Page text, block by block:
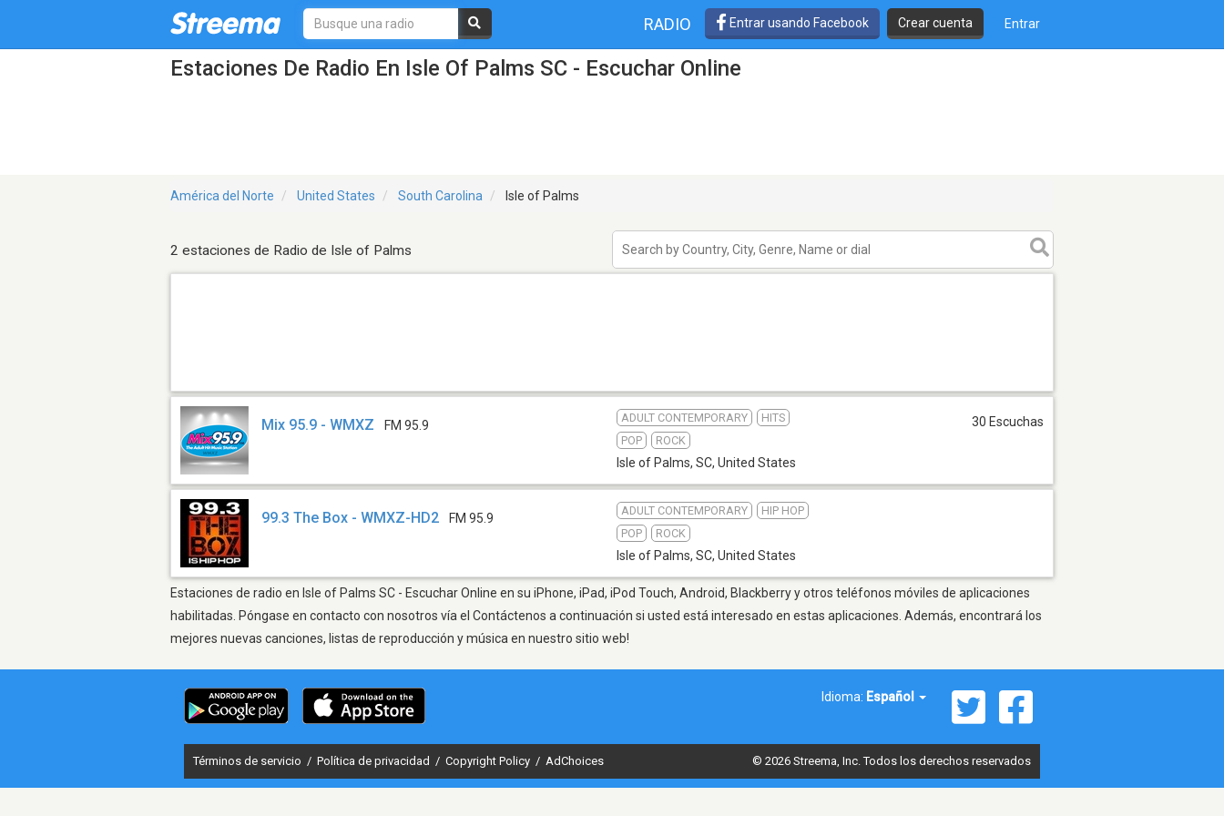
RADIO Entrar usando Facebook Crear cuenta Entrar
Estaciones De Radio En Isle Of Palms SC - Escuchar Online
América del Norte United States South Carolina Isle of Palms
2 estaciones de Radio de Isle of Palms
Mix 95.9 - WMXZ FM 95.9
ADULT CONTEMPORARY
HITS
POP
ROCK
Isle of Palms, SC, United States
30 Escuchas
99.3 The Box - WMXZ-HD2 FM 95.9
ADULT CONTEMPORARY
HIP HOP
POP
ROCK
Isle of Palms, SC, United States
Estaciones de radio en Isle of Palms SC - Escuchar Online en su iPhone, iPad, iPod Touch, Android, Blackberry y otros teléfonos móviles de aplicaciones
habilitadas. Póngase en contacto con nosotros vía el Contáctenos a continuación si usted está interesado en estas aplicaciones. Además, encontrará los
mejores nuevas canciones, listas de reproducción y música en nuestro sitio web!
Idioma: Español
Términos de servicio / Política de privacidad / Copyright Policy / AdChoices © 2026 Streema, Inc. Todos los derechos reservados